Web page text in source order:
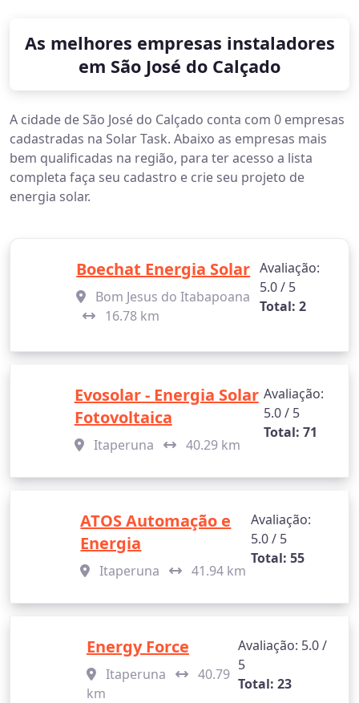
As melhores empresas instaladores
em São José do Calçado
A cidade de São José do Calçado conta com 0 empresas
cadastradas na Solar Task. Abaixo as empresas mais
bem qualificadas na região, para ter acesso a lista
completa faça seu cadastro e crie seu projeto de
energia solar.
Boechat Energia Solar
Bom Jesus do Itabapoana
16.78 km
Avaliação:
5.0 / 5
Total: 2
Evosolar - Energia Solar
Fotovoltaica
Itaperuna 40.29 km
Avaliação:
5.0 / 5
Total: 71
ATOS Automação e
Energia
Itaperuna 41.94 km
Avaliação:
5.0 / 5
Total: 55
Energy Force
Itaperuna
40.79
km
Avaliação: 5.0 /
5
Total: 23